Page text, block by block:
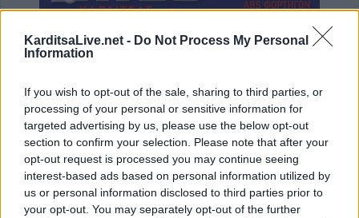
KarditsaLive.net - Do Not Process My Personal
Information
If you wish to opt-out of the sale, sharing to third parties, or
processing of your personal or sensitive information for
targeted advertising by us, please use the below opt-out
section to confirm your selection. Please note that after your
opt-out request is processed you may continue seeing
interest-based ads based on personal information utilized by
us or personal information disclosed to third parties prior to
your opt-out. You may separately opt-out of the further
ΤΕΛΕΥΤΑΙΑ ΝΕΑ
Conference League: Τα αποτελέσματα των
πρώτων αγώνων του Γ΄προκριματικού
γύρου
7 Αυγούστου 2026, 00:10